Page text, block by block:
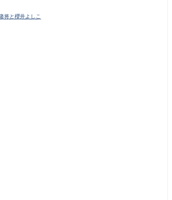
将と櫻井よしこ